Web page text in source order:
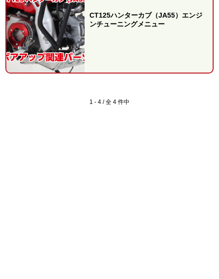
CT125ハンターカブ（JA55）エンジ
ンチューニングメニュー
1 - 4 / 全 4 件中